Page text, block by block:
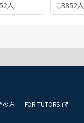
人
3852人
の方 FOR TUTORS